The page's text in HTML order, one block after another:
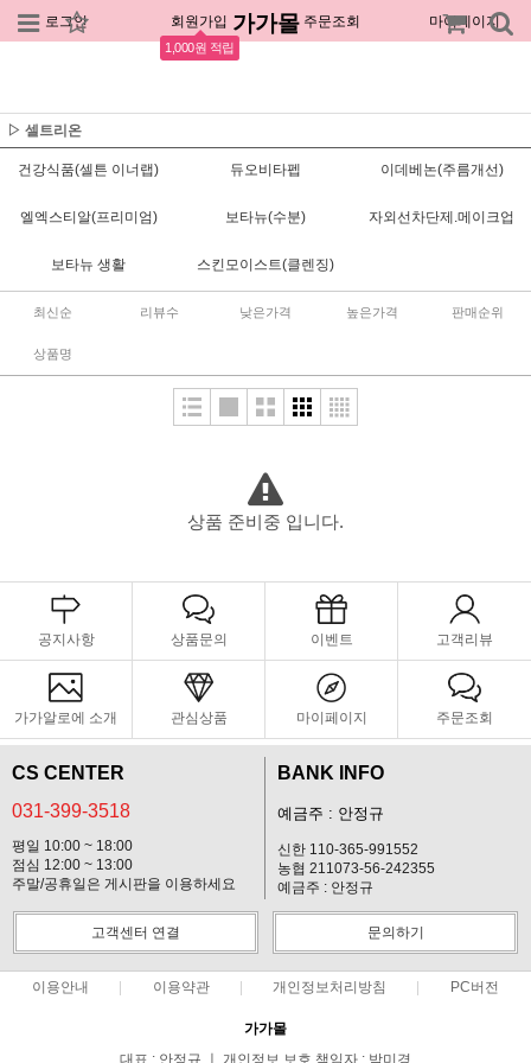
로그인 회원가입
1,000원 적립
주문조회 마이페이지
가가몰
▷ 셀트리온
건강식품(셀튼 이너랩) 듀오비타펩 이데베논(주름개선)
엘엑스티알(프리미엄) 보타뉴(수분) 자외선차단제.메이크업
보타뉴 생활 스킨모이스트(클렌징)
최신순 리뷰수 낮은가격 높은가격 판매순위
상품명
상품 준비중 입니다.
공지사항 상품문의 이벤트 고객리뷰
가가알로에 소개 관심상품 마이페이지 주문조회
CS CENTER
031-399-3518
평일 10:00 ~ 18:00
점심 12:00 ~ 13:00
주말/공휴일은 게시판을 이용하세요
BANK INFO
예금주 : 안정규
신한 110-365-991552
농협 211073-56-242355
예금주 : 안정규
고객센터 연결 문의하기
이용안내 이용약관 개인정보처리방침 PC버전
가가몰
대표 : 안정규 ㅣ 개인정보 보호 책임자 : 박미경